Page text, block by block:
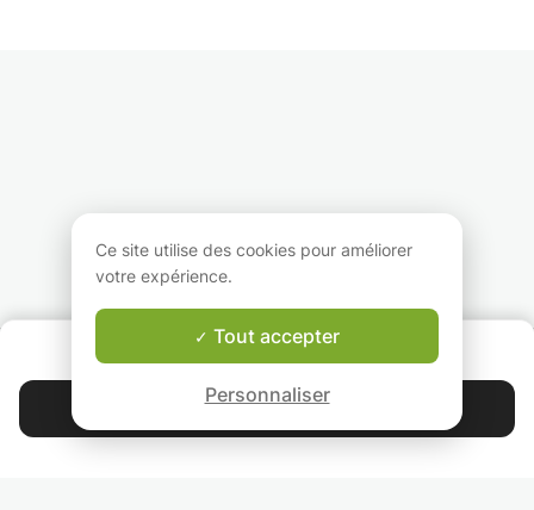
Garantie Le-Bon-Prof
Contacter Sophianne
4.9 44 399
Ce site utilise des cookies pour améliorer
votre expérience.
Tout accepter
Personnaliser